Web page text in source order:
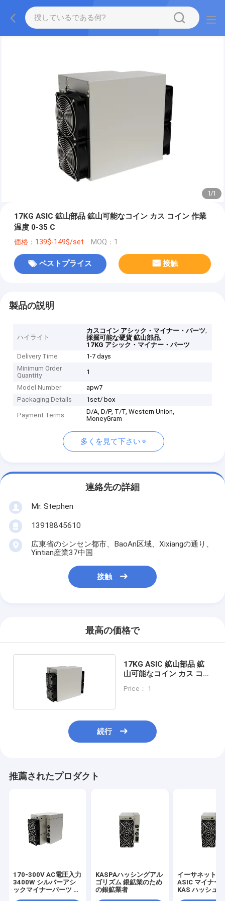
1/1
17KG ASIC 鉱山部品 鉱山可能なコイン カス コイン 作業
温度 0-35 C
価格：139$-149$/set MOQ：1
ベストプライス 接触
製品の説明
ハイライト
カスコイン アシック・マイナー・パーツ,
採掘可能な硬貨 鉱山部品,
17KG アシック・マイナー・パーツ
Delivery Time
1-7 days
Minimum Order
Quantity
1
Model Number
apw7
Packaging Details
1set/ box
Payment Terms
D/A, D/P, T/T, Western Union,
MoneyGram
多くを見て下さい
連絡先の詳細
Mr. Stephen
13918845610
広東省のシンセン都市、BaoAn区域、Xixiangの通り、
Yintian産業37中国
接触
最高の価格で
17KG ASIC 鉱山部品 鉱
山可能なコイン カス コイ
Price： 1
続行
推薦されたプロダクト
170-300V AC電圧入力
3400W シルバーアシ
ックマイナーパーツ あ
KASPAハッシングアル
ゴリズム 銀鉱業のため
の銀鉱業者
イーサネット接
ASIC マイナー
KAS ハッシュ